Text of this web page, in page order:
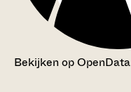
Bekijken op OpenData